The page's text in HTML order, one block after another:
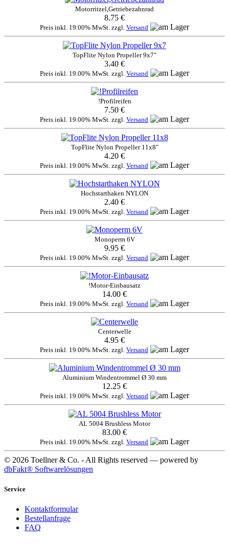
Motorritzel,Getriebezahnrad
8.75 €
Preis inkl. 19.00% MwSt. zzgl. Versand
TopFlite Nylon Propeller 9x7"
3.40 €
Preis inkl. 19.00% MwSt. zzgl. Versand
!Profilreifen
7.50 €
Preis inkl. 19.00% MwSt. zzgl. Versand
TopFlite Nylon Propeller 11x8"
4.20 €
Preis inkl. 19.00% MwSt. zzgl. Versand
Hochstarthaken NYLON
2.40 €
Preis inkl. 19.00% MwSt. zzgl. Versand
Monoperm 6V
9.95 €
Preis inkl. 19.00% MwSt. zzgl. Versand
!Motor-Einbausatz
14.00 €
Preis inkl. 19.00% MwSt. zzgl. Versand
Centerwelle
4.95 €
Preis inkl. 19.00% MwSt. zzgl. Versand
Aluminium Windentrommel Ø 30 mm
12.25 €
Preis inkl. 19.00% MwSt. zzgl. Versand
AL 5004 Brushless Motor
83.00 €
Preis inkl. 19.00% MwSt. zzgl. Versand
© 2026 Toellner & Co. - All Rights reserved — powered by
dbFakt® Softwarelösungen
Service
Kontaktformular
Bestellanfrage
FAQ